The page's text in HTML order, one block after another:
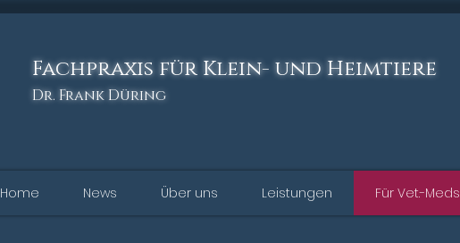
Fachpraxis für Klein- und Heimtiere
Dr. Frank Düring
Home News Über uns Leistungen Für Vet.-Meds